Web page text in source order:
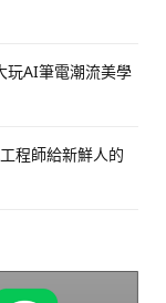
玩AI筆電潮流美學
程師給新鮮人的